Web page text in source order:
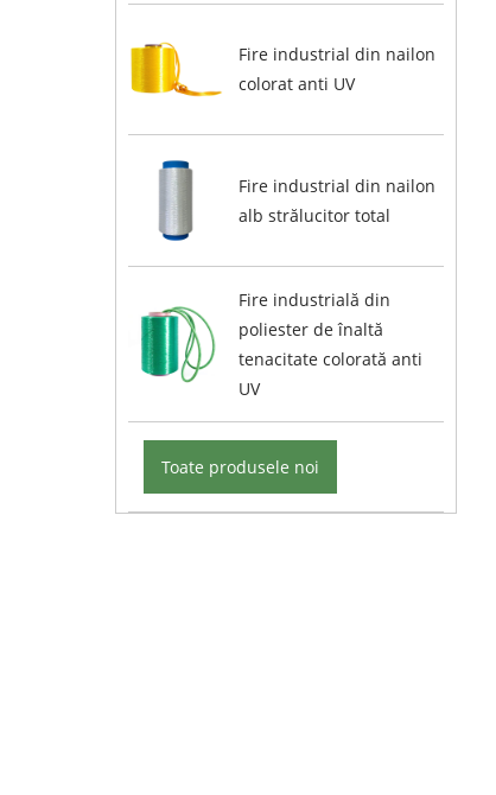
Fire industrial din nailon
colorat anti UV
Fire industrial din nailon
alb strălucitor total
Fire industrială din
poliester de înaltă
tenacitate colorată anti
UV
Toate produsele noi